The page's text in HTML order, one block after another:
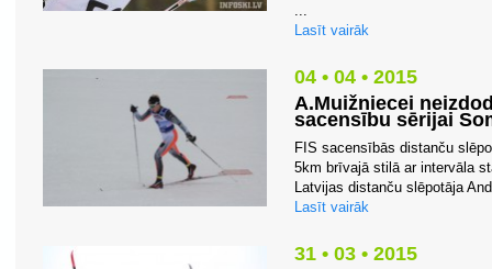
...
Lasīt vairāk
04 • 04 • 2015
A.Muižniecei
sacensību sērijai
FIS sacensībās distanču
5km brīvajā stilā ar intervāla
Latvijas distanču slēpotāja
Lasīt vairāk
31 • 03 • 2015